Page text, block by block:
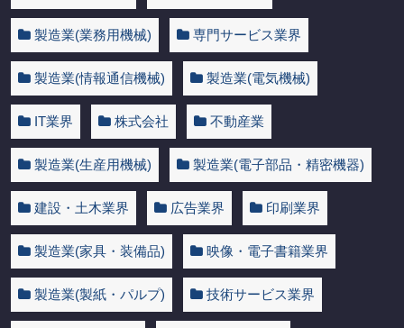
製造業(業務用機械) 専門サービス業界
製造業(情報通信機械) 製造業(電気機械)
IT業界 株式会社 不動産業
製造業(生産用機械) 製造業(電子部品・精密機器)
建設・土木業界 広告業界 印刷業界
製造業(家具・装備品) 映像・電子書籍業界
製造業(製紙・パルプ) 技術サービス業界